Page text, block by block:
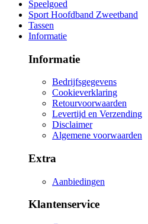
Speelgoed
Sport Hoofdband Zweetband
Tassen
Informatie
Informatie
Bedrijfsgegevens
Cookieverklaring
Retourvoorwaarden
Levertijd en Verzending
Disclaimer
Algemene voorwaarden
Extra
Aanbiedingen
Klantenservice